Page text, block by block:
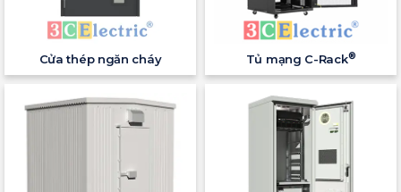
Cửa thép ngăn cháy Tủ mạng C-Rack®